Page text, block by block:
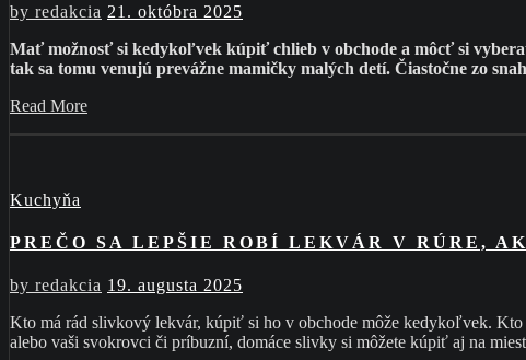
by redakcia 21. októbra 2025
Mať možnosť si kedykoľvek kúpiť chlieb v obchode a môcť si
tak sa tomu venujú prevážne mamičky malých detí. Čiastočne zo
Read More
Kuchyňa
PREČO SA LEPŠIE ROBÍ LEKVÁR V RÚRE,
by redakcia 19. augusta 2025
Kto má rád slivkový lekvár, kúpiť si ho v obchode môže kedykoľvek. Kto
alebo vaši svokrovci či príbuzní, domáce slivky si môžete kúpiť aj na